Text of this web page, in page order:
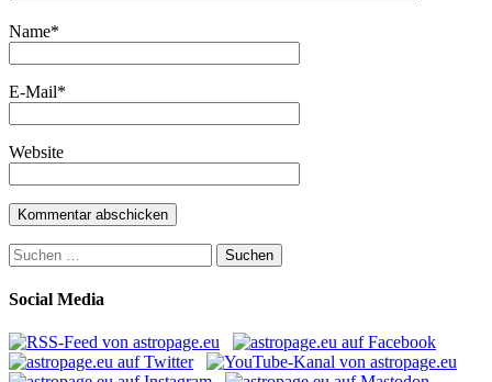
Name*
E-Mail*
Website
Suchen
nach:
Social Media